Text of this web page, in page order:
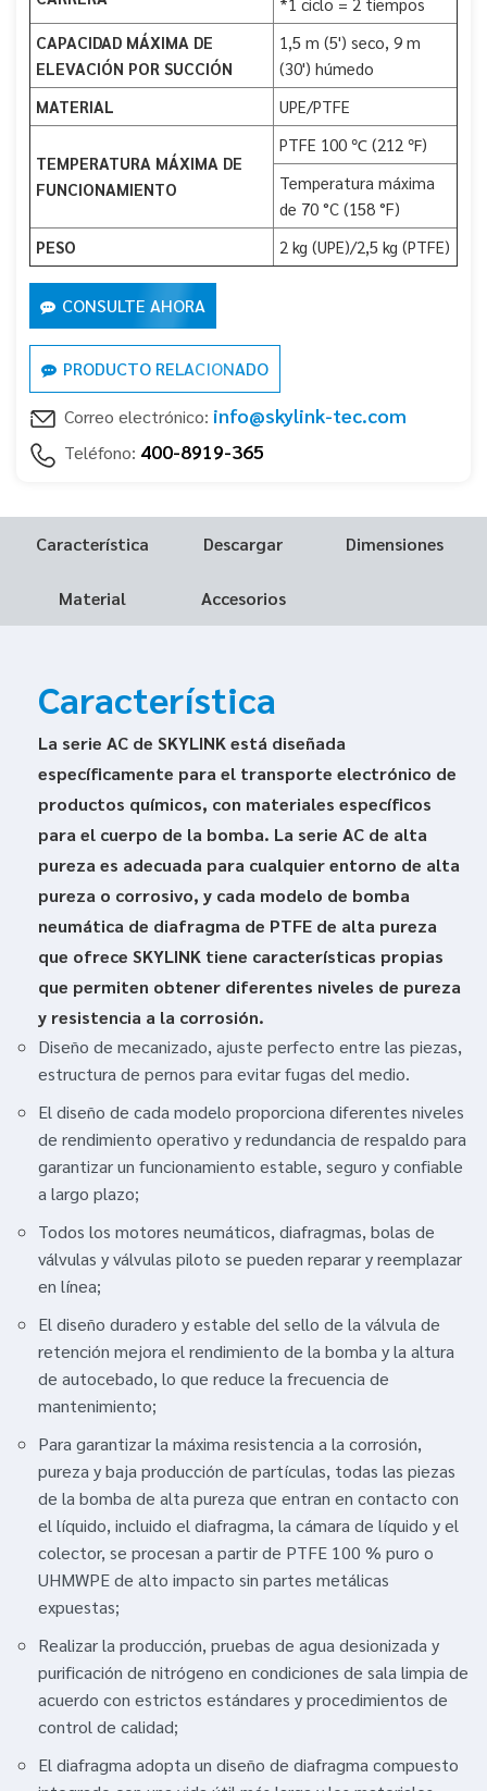
CAPACIDAD MÁXIMA DE
ELEVACIÓN POR SUCCIÓN
1,5 m (5') seco, 9 m
(30') húmedo
MATERIAL
UPE/PTFE
TEMPERATURA MÁXIMA DE
FUNCIONAMIENTO
PTFE 100 ℃ (212 ℉)
Temperatura máxima
de 70 °C (158 °F)
PESO
2 kg (UPE)/2,5 kg (PTFE)
CONSULTE AHORA
PRODUCTO RELACIONADO
Correo electrónico: info@skylink-tec.com
Teléfono: 400-8919-365
Característica Descargar Dimensiones
Material Accesorios
Característica
La serie AC de SKYLINK está diseñada
específicamente para el transporte electrónico de
productos químicos, con materiales específicos
para el cuerpo de la bomba. La serie AC de alta
pureza es adecuada para cualquier entorno de alta
pureza o corrosivo, y cada modelo de bomba
neumática de diafragma de PTFE de alta pureza
que ofrece SKYLINK tiene características propias
que permiten obtener diferentes niveles de pureza
y resistencia a la corrosión.
Diseño de mecanizado, ajuste perfecto entre las piezas,
estructura de pernos para evitar fugas del medio.
El diseño de cada modelo proporciona diferentes niveles
de rendimiento operativo y redundancia de respaldo para
garantizar un funcionamiento estable, seguro y confiable
a largo plazo;
Todos los motores neumáticos, diafragmas, bolas de
válvulas y válvulas piloto se pueden reparar y reemplazar
en línea;
El diseño duradero y estable del sello de la válvula de
retención mejora el rendimiento de la bomba y la altura
de autocebado, lo que reduce la frecuencia de
mantenimiento;
Para garantizar la máxima resistencia a la corrosión,
pureza y baja producción de partículas, todas las piezas
de la bomba de alta pureza que entran en contacto con
el líquido, incluido el diafragma, la cámara de líquido y el
colector, se procesan a partir de PTFE 100 % puro o
UHMWPE de alto impacto sin partes metálicas
expuestas;
Realizar la producción, pruebas de agua desionizada y
purificación de nitrógeno en condiciones de sala limpia de
acuerdo con estrictos estándares y procedimientos de
control de calidad;
El diafragma adopta un diseño de diafragma compuesto